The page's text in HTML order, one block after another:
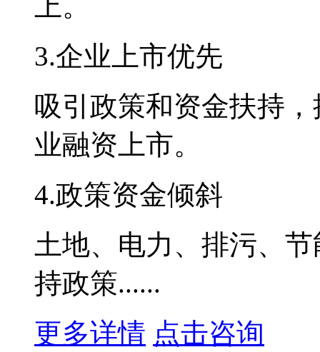
上。
3.企业上市优先
吸引政策和资金扶持
业融资上市。
4.政策资金倾斜
土地、电力、排污、
持政策......
更多详情 点击咨询